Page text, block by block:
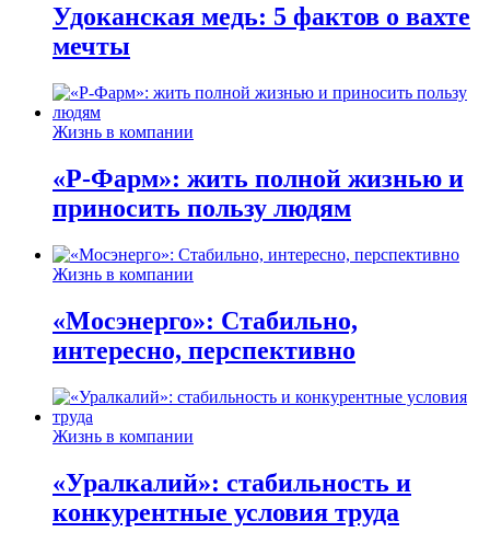
Удоканская медь: 5 фактов о вахте
мечты
Жизнь в компании
«Р-Фарм»: жить полной жизнью и
приносить пользу людям
Жизнь в компании
«Мосэнерго»: Стабильно,
интересно, перспективно
Жизнь в компании
«Уралкалий»: стабильность и
конкурентные условия труда